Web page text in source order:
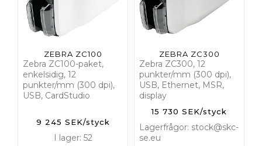
ZEBRA ZC100
Zebra ZC100-paket,
enkelsidig, 12
punkter/mm (300 dpi),
USB, CardStudio
9 245 SEK/styck
I lager: 52
ZEBRA ZC300
Zebra ZC300, 12
punkter/mm (300 dpi),
USB, Ethernet, MSR,
display
15 730 SEK/styck
Lagerfrågor: stock@skc-
se.eu